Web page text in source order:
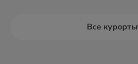
Все курорты